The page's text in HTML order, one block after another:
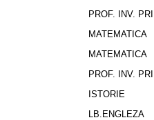
PROF. INV.
MATEMATICA
MATEMATICA
PROF. INV.
ISTORIE
LB.ENGLEZA